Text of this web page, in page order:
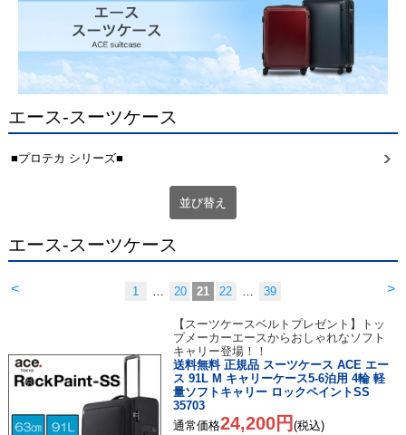
エース-スーツケース
■プロテカ シリーズ■
並び替え
エース-スーツケース
< >
1 … 20 21 22 … 39
【スーツケースベルトプレゼント】トッ
プメーカーエースからおしゃれなソフト
キャリー登場！！
送料無料 正規品 スーツケース ACE エー
ス 91L M キャリーケース5-6泊用 4輪 軽
量ソフトキャリー ロックペイントSS
35703
通常価格24,200円 (税込)